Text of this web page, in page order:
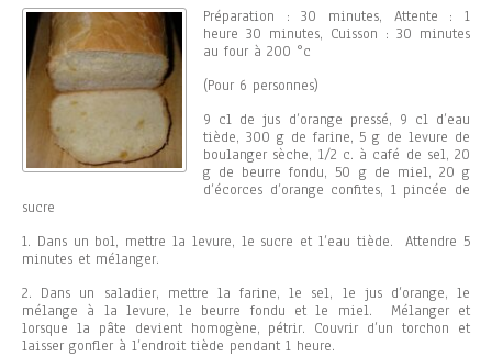
Préparation : 30 minutes, Attente : 1
heure 30 minutes, Cuisson : 30 minutes
au four à 200 °c
(Pour 6 personnes)
9 cl de jus d’orange pressé, 9 cl d’eau
tiède, 300 g de farine, 5 g de levure de
boulanger sèche, 1/2 c. à café de sel, 20
g de beurre fondu, 50 g de miel, 20 g
d’écorces d’orange confites, 1 pincée de
sucre
1. Dans un bol, mettre la levure, le sucre et l’eau tiède. Attendre 5
minutes et mélanger.
2. Dans un saladier, mettre la farine, le sel, le jus d’orange, le
mélange à la levure, le beurre fondu et le miel. Mélanger et
lorsque la pâte devient homogène, pétrir. Couvrir d’un torchon et
laisser gonfler à l’endroit tiède pendant 1 heure.